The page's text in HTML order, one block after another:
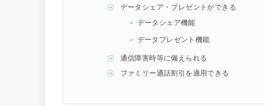
データシェア・プレゼントができる
データシェア機能
データプレゼント機能
通信障害時等に備えられる
ファミリー通話割引を適用できる